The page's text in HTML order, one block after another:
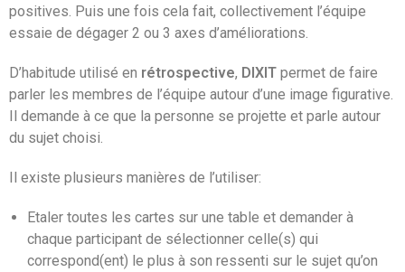
positives. Puis une fois cela fait, collectivement l’équipe
essaie de dégager 2 ou 3 axes d’améliorations.
D’habitude utilisé en rétrospective, DIXIT permet de faire
parler les membres de l’équipe autour d’une image figurative.
Il demande à ce que la personne se projette et parle autour
du sujet choisi.
Il existe plusieurs manières de l’utiliser:
Etaler toutes les cartes sur une table et demander à
chaque participant de sélectionner celle(s) qui
correspond(ent) le plus à son ressenti sur le sujet qu’on